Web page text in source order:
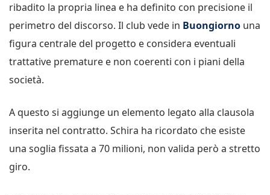
ribadito la propria linea e ha definito con precisione il
perimetro del discorso. Il club vede in Buongiorno una
figura centrale del progetto e considera eventuali
trattative premature e non coerenti con i piani della
società.
A questo si aggiunge un elemento legato alla clausola
inserita nel contratto. Schira ha ricordato che esiste
una soglia fissata a 70 milioni, non valida però a stretto
giro.